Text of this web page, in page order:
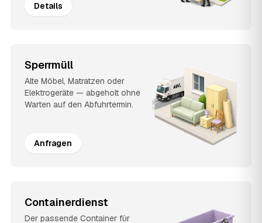
Details
Sperrmüll
Alte Möbel, Matratzen oder
Elektrogeräte — abgeholt ohne
Warten auf den Abfuhrtermin.
Anfragen
Containerdienst
Der passende Container für